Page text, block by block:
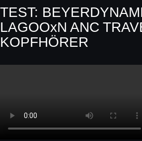
TEST:
LAGOOxN ANC
KOPFHÖRER